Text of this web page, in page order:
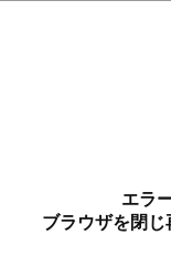
エラ
ブラウザを閉じ